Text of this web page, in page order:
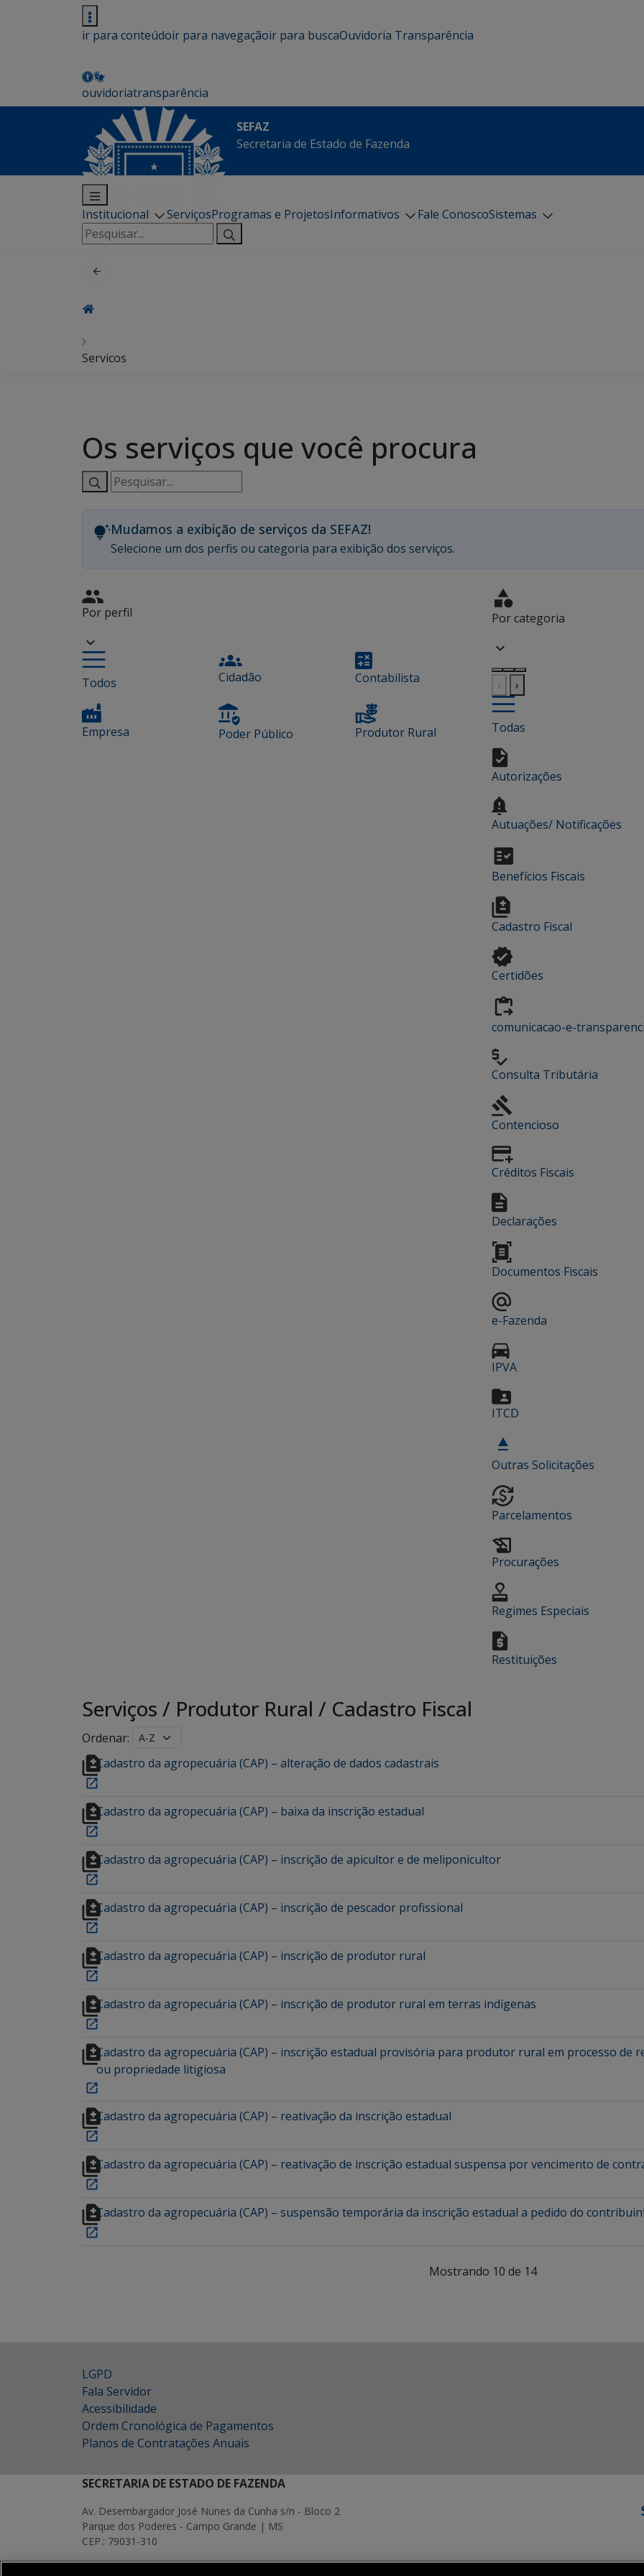
ir para conteúdoir para navegaçãoir para buscaOuvidoria Transparência
ouvidoriatransparência
SEFAZ
Secretaria de Estado de Fazenda
Institucional ServiçosProgramas e ProjetosInformativos Fale ConoscoSistemas
Pesquisar
por:
Servicos
Os serviços que você procura
Pesquisar
serviços:
Mudamos a exibição de serviços da SEFAZ!
Selecione um dos perfis ou categoria para exibição dos serviços.
Por perfil
Todos Cidadão Contabilista
Empresa Poder Público Produtor Rural
Por categoria
‹ ›
Todas
Autorizações
Autuações/ Notificações
Benefícios Fiscais
Cadastro Fiscal
Certidões
comunicacao-e-
Consulta Tributária
Contencioso
Créditos Fiscais
Declarações
Documentos Fiscais
e-Fazenda
IPVA
ITCD
Outras Solicitações
Parcelamentos
Procurações
Regimes Especiais
Restituições
Serviços / Produtor Rural / Cadastro Fiscal
Ordenar:
Cadastro da agropecuária (CAP) – alteração de dados cadastrais
Cadastro da agropecuária (CAP) – baixa da inscrição estadual
Cadastro da agropecuária (CAP) – inscrição de apicultor e de meliponicultor
Cadastro da agropecuária (CAP) – inscrição de pescador profissional
Cadastro da agropecuária (CAP) – inscrição de produtor rural
Cadastro da agropecuária (CAP) – inscrição de produtor rural em terras indígenas
Cadastro da agropecuária (CAP) – inscrição estadual provisória para produtor rural em processo de
ou propriedade litigiosa
Cadastro da agropecuária (CAP) – reativação da inscrição estadual
Cadastro da agropecuária (CAP) – reativação de inscrição estadual suspensa por vencimento de
Cadastro da agropecuária (CAP) – suspensão temporária da inscrição estadual a pedido do
Mostrando 10 de 14
LGPD
Fala Servidor
Acessibilidade
Ordem Cronológica de Pagamentos
Planos de Contratações Anuais
SECRETARIA DE ESTADO DE FAZENDA
Av. Desembargador José Nunes da Cunha s/n - Bloco 2
Parque dos Poderes - Campo Grande | MS
CEP.: 79031-310